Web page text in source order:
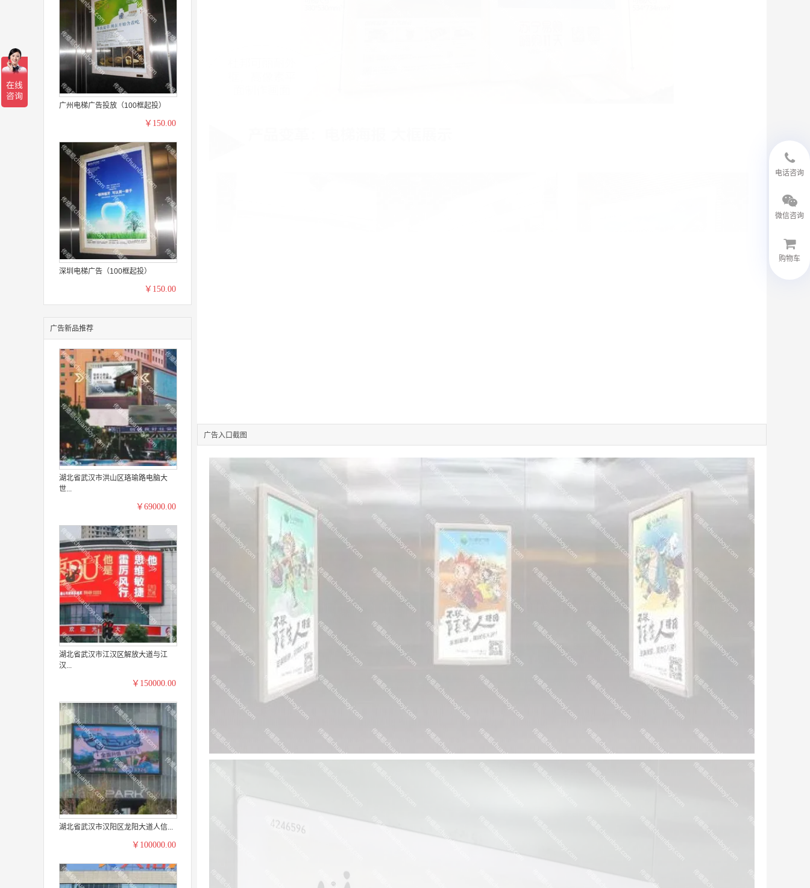
广州电梯广告投放（100框起投）
￥150.00
深圳电梯广告（100框起投）
￥150.00
广告新品推荐
湖北省武汉市洪山区珞瑜路电脑大
世...
￥69000.00
湖北省武汉市江汉区解放大道与江
汉...
￥150000.00
湖北省武汉市汉阳区龙阳大道人信...
￥100000.00
广告入口截图
电话咨询
微信咨询
购物车